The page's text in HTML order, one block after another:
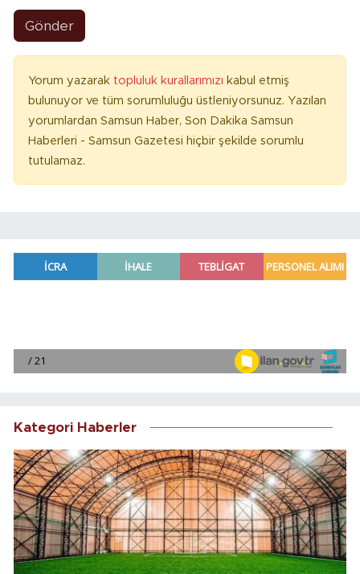
Gönder
Yorum yazarak topluluk kurallarımızı kabul etmiş
bulunuyor ve tüm sorumluluğu üstleniyorsunuz. Yazılan
yorumlardan Samsun Haber, Son Dakika Samsun
Haberleri - Samsun Gazetesi hiçbir şekilde sorumlu
tutulamaz.
Kategori Haberler